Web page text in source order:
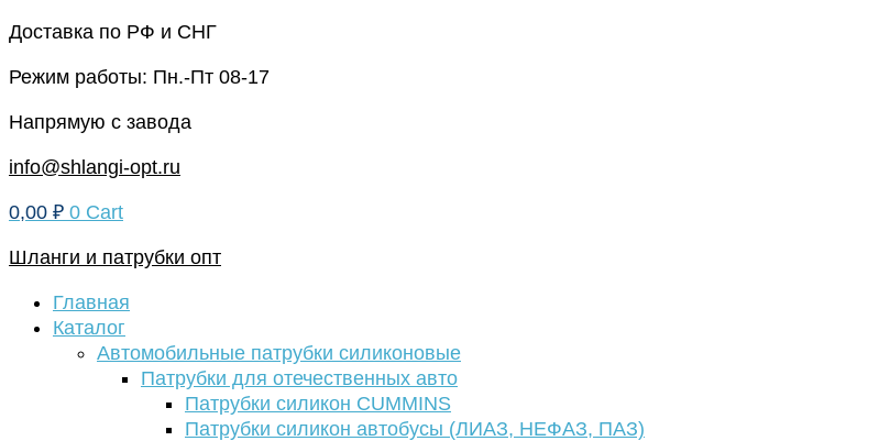
Перейти
содержимому
Доставка по РФ и СНГ
Режим работы: Пн.-Пт 08-17
Напрямую с завода
info@shlangi-opt.ru
0,00 ₽ 0 Cart
Шланги и патрубки опт
Главная
Каталог
Автомобильные патрубки силиконовые
Патрубки для отечественных авто
Патрубки силикон CUMMINS
Патрубки силикон автобусы (ЛИАЗ, НЕФАЗ, ПАЗ)